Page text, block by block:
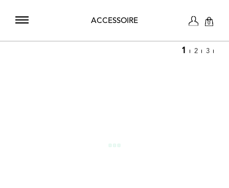
ACCESSOIRE 0
1 2 3